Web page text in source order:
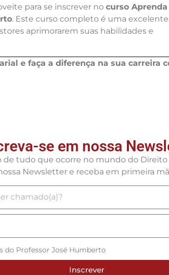
para se inscrever no curso Aprenda
. Este curso completo é uma excelente
aprimorarem suas habilidades e
e faça a diferença na sua carreira
se em nossa
tudo que ocorre no mundo do Direito
Newsletter e receba em primeira
do Professor José Humberto
Inscrever